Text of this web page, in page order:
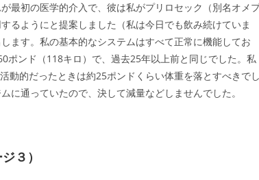
最初の医学的介入で、彼は私がプリロセック（別名オメ
るようにと提案しました（私は今日でも飲み続けていま
ます。私の基本的なシステムはすべて正常に機能してお
ポンド（118キロ）で、過去25年以上前と同じでした。私
動的だったときは約25ポンドくらい体重を落とすべきでし
に通っていたので、決して減量などしませんでした。
３）